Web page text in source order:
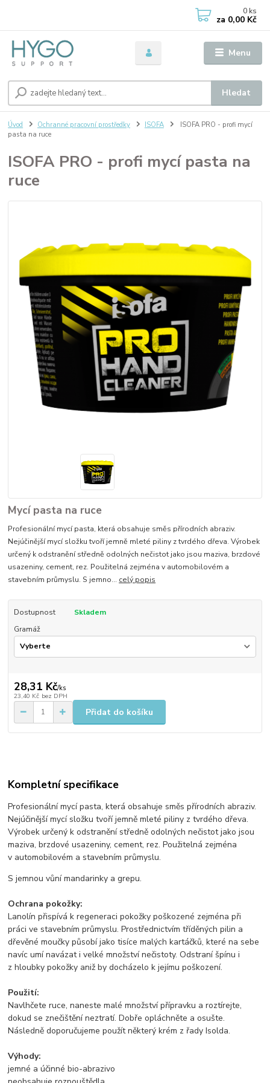
Menu
Hledat
0 ks
za 0,00 Kč
Úvod Ochranné pracovní prostředky ISOFA
ISOFA PRO - profi mycí
pasta na ruce
ISOFA PRO - profi mycí pasta na
ruce
Mycí pasta na ruce
Profesionální mycí pasta, která obsahuje směs přírodních abraziv.
Nejúčinější mycí složku tvoří jemně mleté piliny z tvrdého dřeva. Výrobek
určený k odstranění středně odolných nečistot jako jsou maziva, brzdové
usazeniny, cement, rez. Použitelná zejména v automobilovém a
stavebním průmyslu. S jemno... celý popis
Dostupnost
Skladem
Gramáž
28,31 Kč/ks
23,40 Kč bez DPH
Přidat do košíku
Kompletní specifikace
Profesionální mycí pasta, která obsahuje směs přírodních abraziv.
Nejúčinější mycí složku tvoří jemně mleté piliny z tvrdého dřeva.
Výrobek určený k odstranění středně odolných nečistot jako jsou
maziva, brzdové usazeniny, cement, rez. Použitelná zejména
v automobilovém a stavebním průmyslu.
S jemnou vůní mandarinky a grepu.
Ochrana pokožky:
Lanolín přispívá k regeneraci pokožky poškozené zejména při
práci ve stavebním průmyslu. Prostřednictvím tříděných pilin a
dřevěné moučky působí jako tisíce malých kartáčků, které na sebe
navíc umí navázat i velké množství nečistoty. Odstraní špínu i
z hloubky pokožky aniž by docházelo k jejímu poškození.
Použití:
Navlhčete ruce, naneste malé množství přípravku a roztírejte,
dokud se znečištění neztratí. Dobře opláchněte a osušte.
Následně doporučujeme použít některý krém z řady Isolda.
Výhody:
jemné a účinné bio-abrazivo